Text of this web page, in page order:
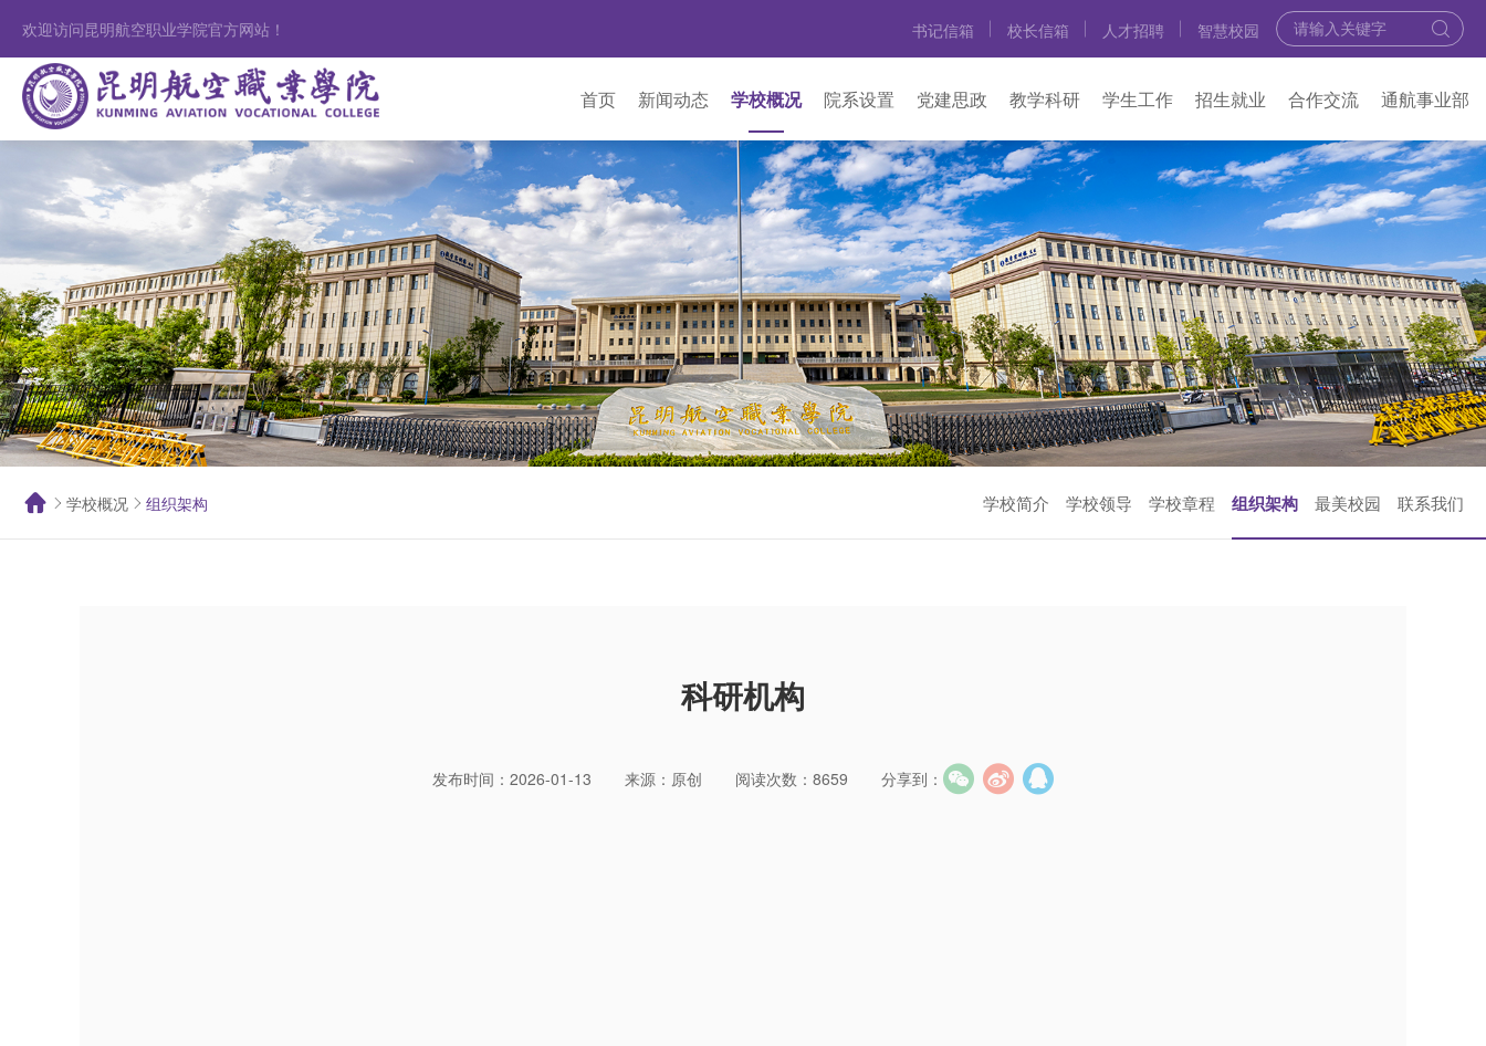
欢迎访问昆明航空职业学院官方网站！ 书记信箱 校长信箱 人才招聘 智慧校园
首页 新闻动态 学校概况 院系设置 党建思政 教学科研 学生工作 招生就业 合作交流 通航事业部
学校概况 组织架构 学校简介 学校领导 学校章程 组织架构 最美校园 联系我们
科研机构
发布时间：2026-01-13 来源：原创 阅读次数：8659 分享到：